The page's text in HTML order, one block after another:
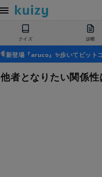
クイズ 診断
新登場『aruco』✨歩いてビット
他者となりたい関係性